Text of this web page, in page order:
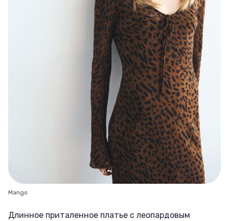
Mango
Длинное приталенное платье с леопардовым